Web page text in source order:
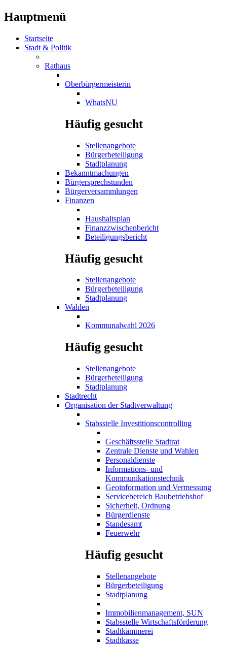
Hauptmenü
Startseite
Stadt & Politik
Rathaus
Oberbürgermeisterin
WhatsNU
Häufig gesucht
Stellenangebote
Bürgerbeteiligung
Stadtplanung
Bekanntmachungen
Bürgersprechstunden
Bürgerversammlungen
Finanzen
Haushaltsplan
Finanzzwischenbericht
Beteiligungsbericht
Häufig gesucht
Stellenangebote
Bürgerbeteiligung
Stadtplanung
Wahlen
Kommunalwahl 2026
Häufig gesucht
Stellenangebote
Bürgerbeteiligung
Stadtplanung
Stadtrecht
Organisation der Stadtverwaltung
Stabsstelle Investitionscontrolling
Geschäftsstelle Stadtrat
Zentrale Dienste und Wahlen
Personaldienste
Informations- und
Kommunikationstechnik
Geoinformation und Vermessung
Servicebereich Baubetriebshof
Sicherheit, Ordnung
Bürgerdienste
Standesamt
Feuerwehr
Häufig gesucht
Stellenangebote
Bürgerbeteiligung
Stadtplanung
Immobilienmanagement, SUN
Stabsstelle Wirtschaftsförderung
Stadtkämmerei
Stadtkasse